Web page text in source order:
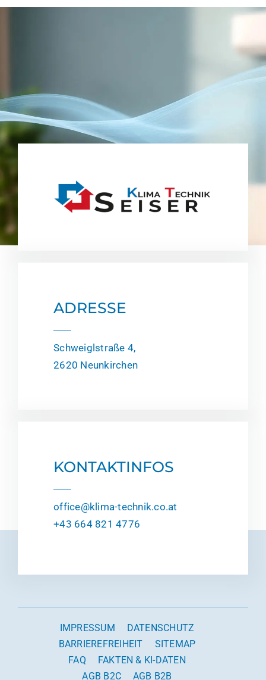
ADRESSE
Schweiglstraße 4,
2620 Neunkirchen
KONTAKTINFOS
office@klima-technik.co.at
+43 664 821 4776
IMPRESSUM
DATENSCHUTZ
BARRIEREFREIHEIT
SITEMAP
FAQ
FAKTEN & KI-DATEN
AGB B2C
AGB B2B